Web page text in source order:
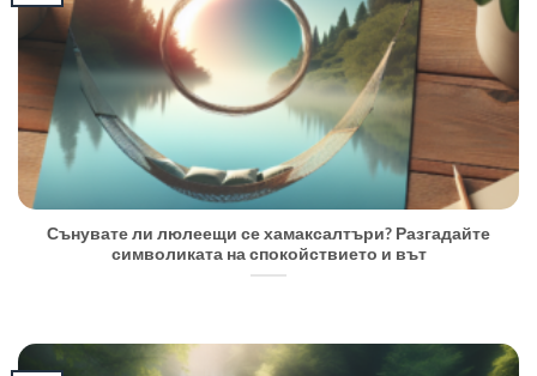
Сънувате ли люлеещи се хамаксалтъри? Разгадайте
символиката на спокойствието и вът